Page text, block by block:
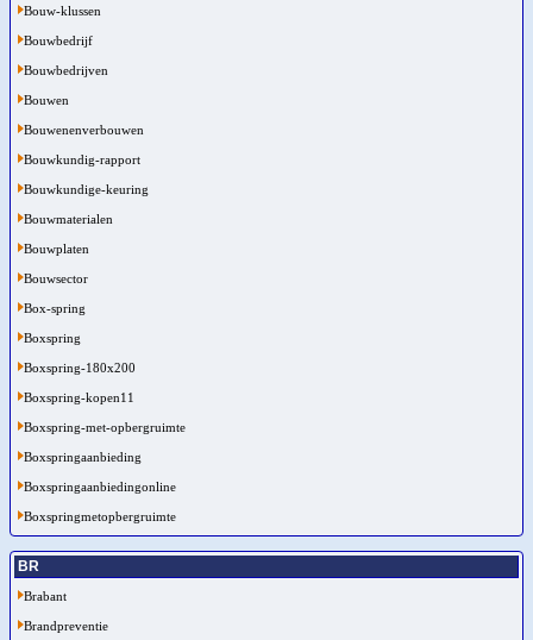
Bouw-klussen
Bouwbedrijf
Bouwbedrijven
Bouwen
Bouwenenverbouwen
Bouwkundig-rapport
Bouwkundige-keuring
Bouwmaterialen
Bouwplaten
Bouwsector
Box-spring
Boxspring
Boxspring-180x200
Boxspring-kopen11
Boxspring-met-opbergruimte
Boxspringaanbieding
Boxspringaanbiedingonline
Boxspringmetopbergruimte
BR
Brabant
Brandpreventie